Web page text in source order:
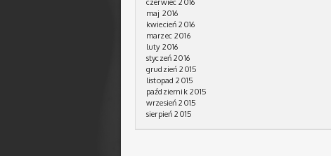
czerwiec 2016
maj 2016
kwiecień 2016
marzec 2016
luty 2016
styczeń 2016
grudzień 2015
listopad 2015
październik 2015
wrzesień 2015
sierpień 2015